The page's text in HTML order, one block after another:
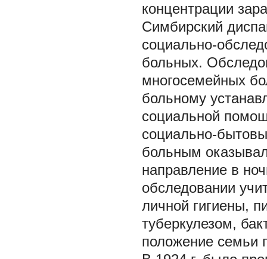
концентрации
Симбирский
социально-
больных.
многосемейных
больному
социальной
социально-
больным
направление в
обследовании
личной гигиены,
туберкулезом,
положение семьи